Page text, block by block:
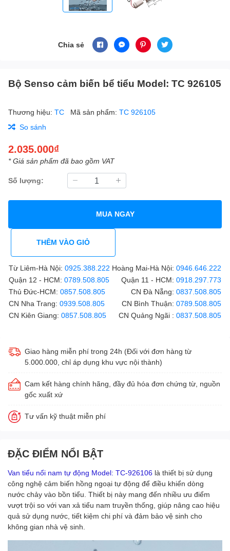
Chia sẻ
Bộ Senso cảm biến bể tiểu Model: TC 926105
Thương hiệu: TC Mã sản phẩm: TC 926105
So sánh
2.035.000₫
* Giá sản phẩm đã bao gồm VAT
Số lượng:
MUA NGAY
THÊM VÀO GIỎ
Từ Liêm-Hà Nội: 0925.388.222 Hoàng Mai-Hà Nội: 0946.646.222
Quận 12 - HCM: 0789.508.805 Quận 11 - HCM: 0918.297.773
Thủ Đức-HCM: 0857.508.805 CN Đà Nẵng: 0837.508.805
CN Nha Trang: 0939.508.805 CN Bình Thuận: 0789.508.805
CN Kiên Giang: 0857.508.805 CN Quảng Ngãi : 0837.508.805
Giao hàng miễn phí trong 24h (Đối với đơn hàng từ
5.000.000, chỉ áp dụng khu vực nội thành)
Cam kết hàng chính hãng, đầy đủ hóa đơn chứng từ, nguồn
gốc xuất xứ
Tư vấn kỹ thuật miễn phí
ĐẶC ĐIỂM NỔI BẬT
Van tiểu nổi nam tự động Model: TC-926106 là thiết bị sử dụng
công nghệ cảm biến hồng ngoại tự động để điều khiển dòng
nước chảy vào bồn tiểu. Thiết bị này mang đến nhiều ưu điểm
vượt trội so với van xả tiểu nam truyền thống, giúp nâng cao hiệu
quả sử dụng nước, tiết kiệm chi phí và đảm bảo vệ sinh cho
không gian nhà vệ sinh.